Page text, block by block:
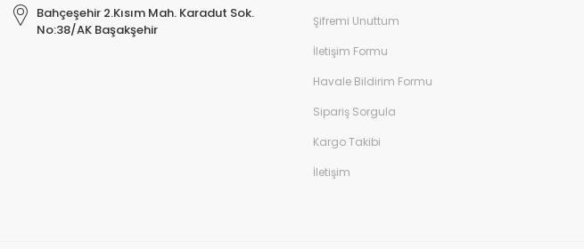
Bahçeşehir 2.Kısım Mah. Karadut Sok.
No:38/AK Başakşehir
Şifremi Unuttum
İletişim Formu
Havale Bildirim Formu
Sipariş Sorgula
Kargo Takibi
İletişim